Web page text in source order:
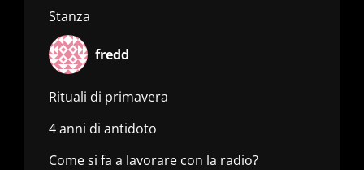
Stanza
fredd
Rituali di primavera
4 anni di antidoto
Come si fa a lavorare con la radio?